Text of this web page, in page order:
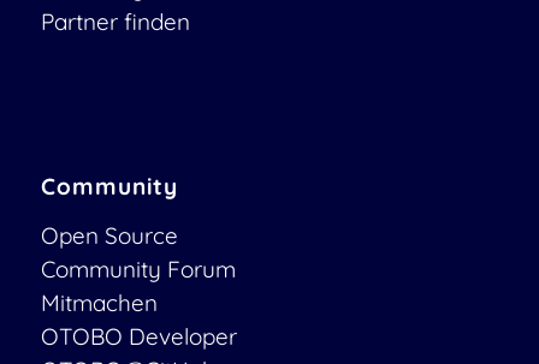
Partner finden
Community
Open Source
Community Forum
Mitmachen
OTOBO Developer